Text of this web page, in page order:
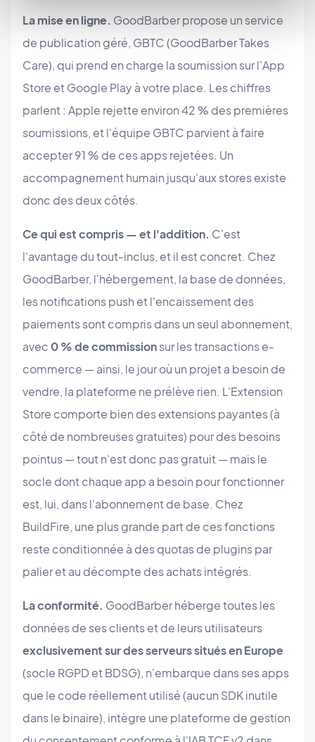
La mise en ligne. GoodBarber propose un service
de publication géré, GBTC (GoodBarber Takes
Care), qui prend en charge la soumission sur l'App
Store et Google Play à votre place. Les chiffres
parlent : Apple rejette environ 42 % des premières
soumissions, et l'équipe GBTC parvient à faire
accepter 91 % de ces apps rejetées. Un
accompagnement humain jusqu'aux stores existe
donc des deux côtés.
Ce qui est compris — et l'addition. C'est
l'avantage du tout-inclus, et il est concret. Chez
GoodBarber, l'hébergement, la base de données,
les notifications push et l'encaissement des
paiements sont compris dans un seul abonnement,
avec 0 % de commissionsur les transactions e-
commerce — ainsi, le jour où un projet a besoin de
vendre, la plateforme ne prélève rien. L'Extension
Store comporte bien des extensions payantes (à
côté de nombreuses gratuites) pour des besoins
pointus — tout n'est donc pas gratuit — mais le
socle dont chaque app a besoin pour fonctionner
est, lui, dans l'abonnement de base. Chez
BuildFire, une plus grande part de ces fonctions
reste conditionnée à des quotas de plugins par
palier et au décompte des achats intégrés.
La conformité. GoodBarber héberge toutes les
données de ses clients et de leurs utilisateurs
exclusivement sur des serveurs situés en Europe
(socle RGPD et BDSG), n'embarque dans ses apps
que le code réellement utilisé (aucun SDK inutile
dans le binaire), intègre une plateforme de gestion